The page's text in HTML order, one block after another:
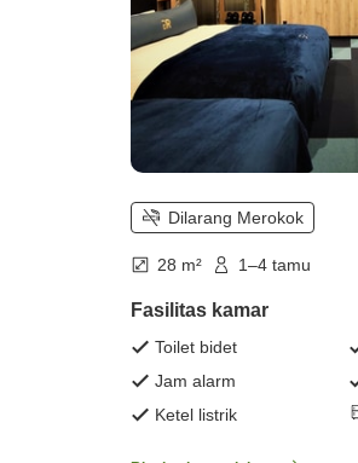
Dilarang Merokok
28 m² 1–4 tamu
Fasilitas kamar
Toilet bidet
Jam alarm
Ketel listrik